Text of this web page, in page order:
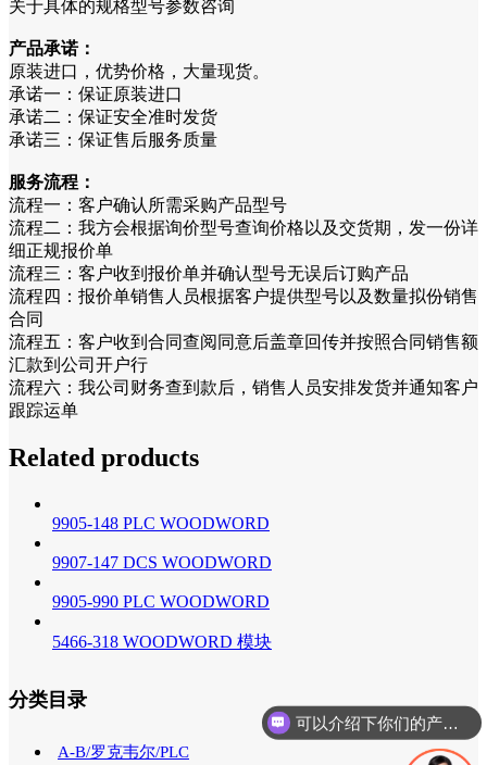
关于具体的规格型号参数咨询
产品承诺：
原装进口，优势价格，大量现货。
承诺一：保证原装进口
承诺二：保证安全准时发货
承诺三：保证售后服务质量
服务流程：
流程一：客户确认所需采购产品型号
流程二：我方会根据询价型号查询价格以及交货期，发一份详
细正规报价单
流程三：客户收到报价单并确认型号无误后订购产品
流程四：报价单销售人员根据客户提供型号以及数量拟份销售
合同
流程五：客户收到合同查阅同意后盖章回传并按照合同销售额
汇款到公司开户行
流程六：我公司财务查到款后，销售人员安排发货并通知客户
跟踪运单
Related products
9905-148 PLC WOODWORD
9907-147 DCS WOODWORD
9905-990 PLC WOODWORD
5466-318 WOODWORD 模块
分类目录
A-B/罗克韦尔/PLC
你们是怎么收费的呢